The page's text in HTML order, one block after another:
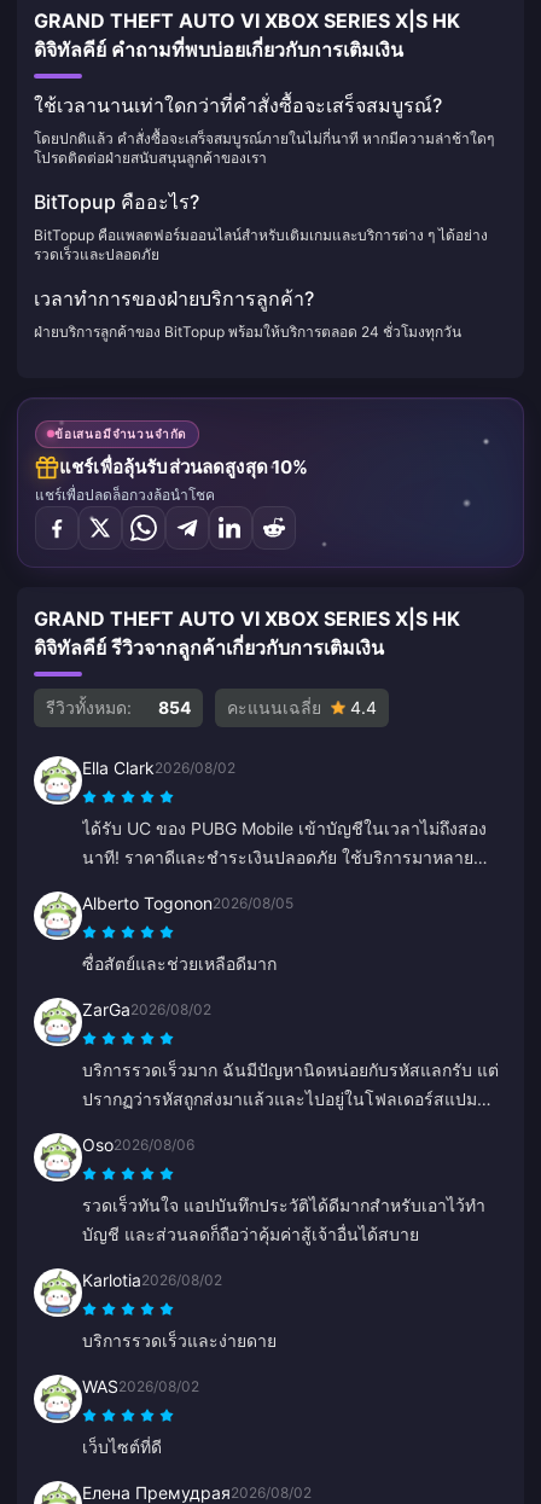
GRAND THEFT AUTO VI XBOX SERIES X|S HK
ดิจิทัลคีย์ คำถามที่พบบ่อยเกี่ยวกับการเติมเงิน
ใช้เวลานานเท่าใดกว่าที่คำสั่งซื้อจะเสร็จสมบูรณ์?
โดยปกติแล้ว คำสั่งซื้อจะเสร็จสมบูรณ์ภายในไม่กี่นาที หากมีความล่าช้าใดๆ
โปรดติดต่อฝ่ายสนับสนุนลูกค้าของเรา
BitTopup คืออะไร?
BitTopup คือแพลตฟอร์มออนไลน์สำหรับเติมเกมและบริการต่าง ๆ ได้อย่าง
รวดเร็วและปลอดภัย
เวลาทำการของฝ่ายบริการลูกค้า?
ฝ่ายบริการลูกค้าของ BitTopup พร้อมให้บริการตลอด 24 ชั่วโมงทุกวัน
ข้อเสนอมีจำนวนจำกัด
แชร์เพื่อลุ้นรับส่วนลดสูงสุด 10%
แชร์เพื่อปลดล็อกวงล้อนำโชค
GRAND THEFT AUTO VI XBOX SERIES X|S HK
ดิจิทัลคีย์ รีวิวจากลูกค้าเกี่ยวกับการเติมเงิน
รีวิวทั้งหมด: 854 คะแนนเฉลี่ย 4.4
Ella Clark2026/08/02
ได้รับ UC ของ PUBG Mobile เข้าบัญชีในเวลาไม่ถึงสอง
นาที! ราคาดีและชำระเงินปลอดภัย ใช้บริการมาหลาย
Alberto Togonon2026/08/05
ซื่อสัตย์และช่วยเหลือดีมาก
ZarGa2026/08/02
บริการรวดเร็วมาก ฉันมีปัญหานิดหน่อยกับรหัสแลกรับ แต่
ปรากฏว่ารหัสถูกส่งมาแล้วและไปอยู่ในโฟลเดอร์สแปม
Anna คอยให้คำแนะนำ
Oso2026/08/06
รวดเร็วทันใจ แอปบันทึกประวัติได้ดีมากสำหรับเอาไว้ทำ
บัญชี และส่วนลดก็ถือว่าคุ้มค่าสู้เจ้าอื่นได้สบาย
Karlotia2026/08/02
บริการรวดเร็วและง่ายดาย
WAS2026/08/02
เว็บไซต์ที่ดี
Елена Премудрая2026/08/02